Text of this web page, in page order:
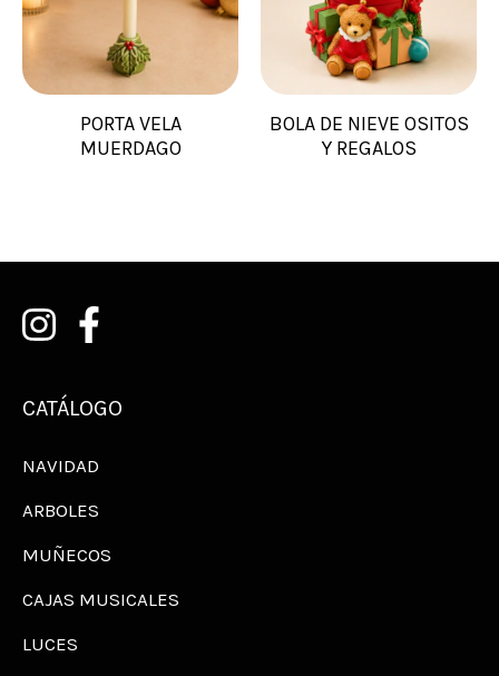
PORTA VELA
MUERDAGO
BOLA DE NIEVE OSITOS
Y REGALOS
CATÁLOGO
NAVIDAD
ARBOLES
MUÑECOS
CAJAS MUSICALES
LUCES